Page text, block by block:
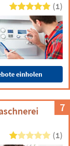
(1)
einholen
7
(1)